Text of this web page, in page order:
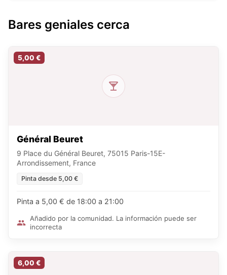
Bares geniales cerca
5,00 €
Général Beuret
9 Place du Général Beuret, 75015 Paris-15E-
Arrondissement, France
Pinta desde 5,00 €
Pinta a 5,00 € de 18:00 a 21:00
Añadido por la comunidad. La información puede ser
incorrecta
6,00 €